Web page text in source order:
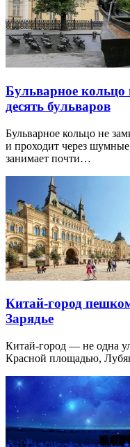
Бульварное
десять бульваров
Бульварное кольцо не
и проходит через
занимает почти…
Китай-город
Зарядье
Китай-город — не одна
Красной площадью,